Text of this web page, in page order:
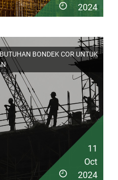
2024
BONDEK COR UNTUK
11
Oct
2024